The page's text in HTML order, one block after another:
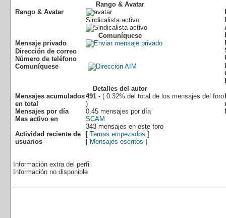
Rango & Avatar
Rango & Avatar
Sindicalista activo
Comuníquese
Mensaje privado
Dirección de correo
Número de teléfono
Comuníquese
Detalles del autor
Mensajes acumulados
en total
491 - ( 0.32% del total de los mensajes del foro
)
Mensajes por día
0.45 mensajes por día
Mas activo en
SCAM
343 mensajes en este foro
Actividad reciente de
usuarios
[ Temas empezados ]
[ Mensajes escritos ]
Información extra del perfil
Información no disponible